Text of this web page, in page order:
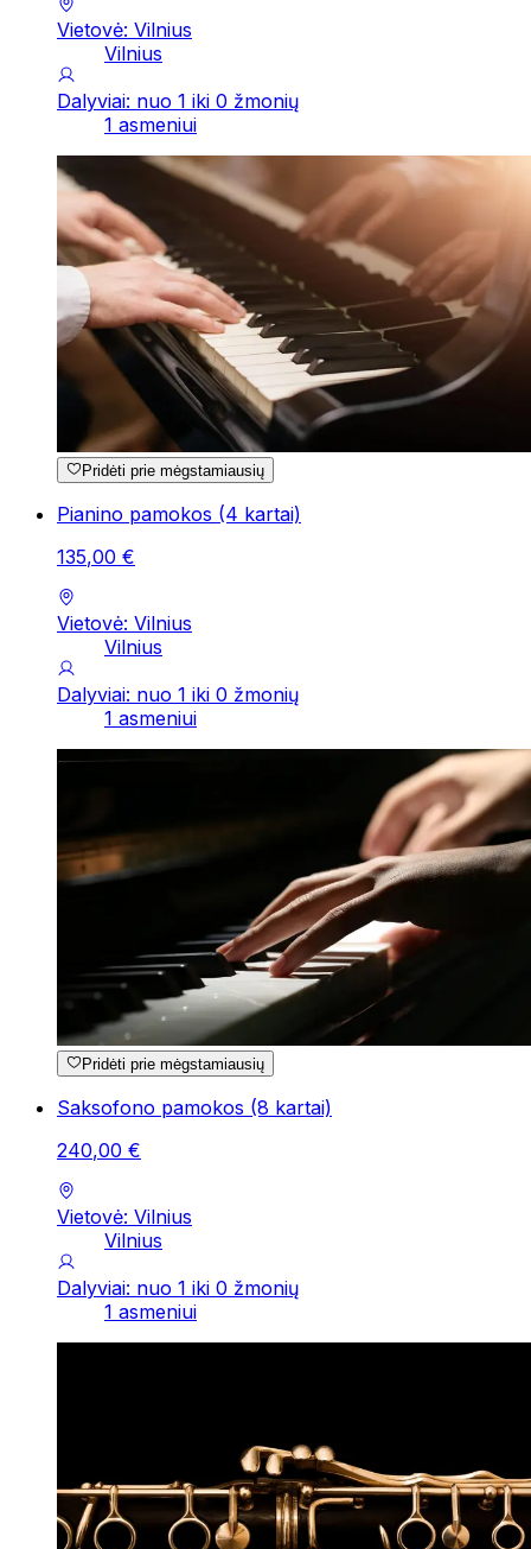
Vietovė: Vilnius
Vilnius
Dalyviai: nuo 1 iki 0 žmonių
1 asmeniui
Pridėti prie mėgstamiausių
Pianino pamokos (4 kartai)
135,00 €
Vietovė: Vilnius
Vilnius
Dalyviai: nuo 1 iki 0 žmonių
1 asmeniui
Pridėti prie mėgstamiausių
Saksofono pamokos (8 kartai)
240,00 €
Vietovė: Vilnius
Vilnius
Dalyviai: nuo 1 iki 0 žmonių
1 asmeniui